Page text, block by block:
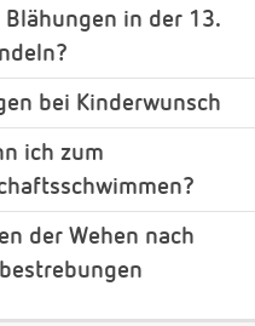
in der 13.
bei Kinderwunsch
ich zum
der Wehen nach